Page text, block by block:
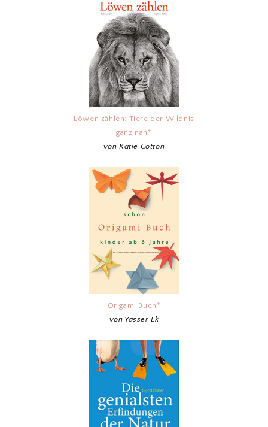
Löwen zählen: Tiere der Wildnis
ganz nah*
von Katie Cotton
Origami Buch*
von Yasser Lk